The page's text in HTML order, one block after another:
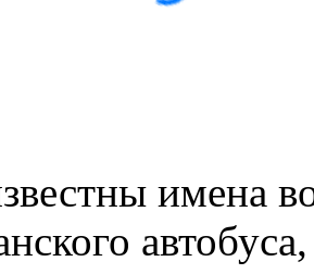
имена